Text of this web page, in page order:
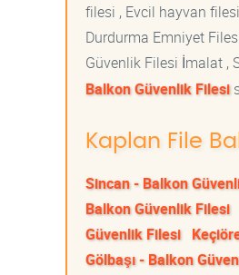
filesi , Evcil hayvan
Durdurma Emniyet
Güvenlik Filesi İmalat ,
Balkon Güvenlik Filesi
Kaplan File
Sincan - Balkon
Balkon Güvenlik Filesi
Güvenlik Filesi
Gölbaşı - Balkon